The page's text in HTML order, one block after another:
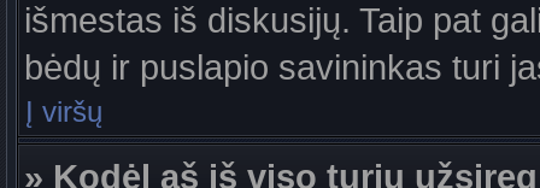
išmestas iš diskusijų. Taip pat
bėdų ir puslapio savininkas turi
Į viršų
» Kodėl aš iš viso turiu